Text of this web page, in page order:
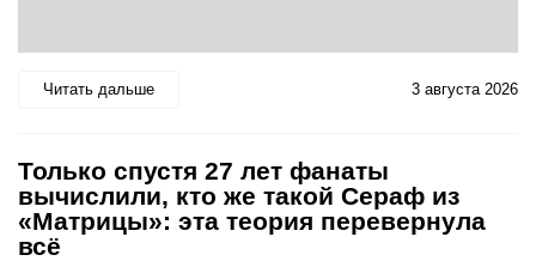
Читать дальше 3 августа 2026
Только спустя 27 лет фанаты
вычислили, кто же такой Сераф из
«Матрицы»: эта теория перевернула
всё